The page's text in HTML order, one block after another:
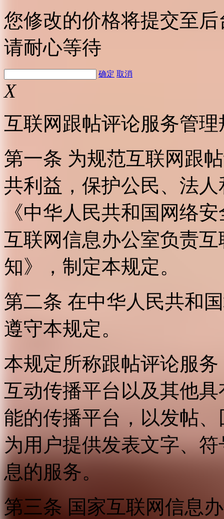
您修改的价格将提交至
请耐心等待
确定 取消
X
互联网跟帖评论服务管理
第一条 为规范互联网跟
共利益，保护公民、法
《中华人民共和国网络
互联网信息办公室负责
知》，制定本规定。
第二条 在中华人民共和
遵守本规定。
本规定所称跟帖评论服
互动传播平台以及其他
能的传播平台，以发帖
为用户提供发表文字、
息的服务。
第三条 国家互联网信息